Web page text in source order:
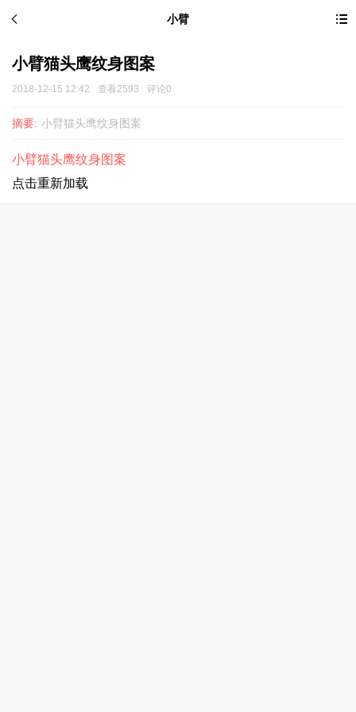
小臂
小臂猫头鹰纹身图案
2018-12-15 12:42 查看2593 评论0
摘要: 小臂猫头鹰纹身图案
小臂猫头鹰纹身图案
点击重新加载